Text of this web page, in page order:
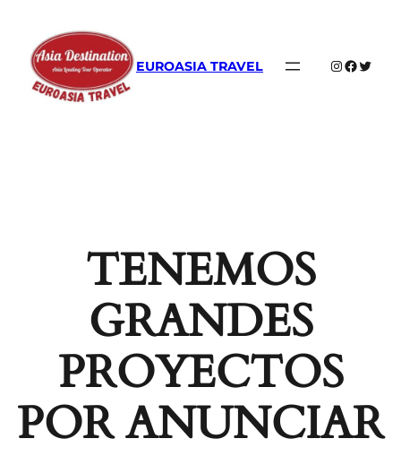
EUROASIA TRAVEL InstagramTwitter
TENEMOS
GRANDES
PROYECTOS
POR ANUNCIAR